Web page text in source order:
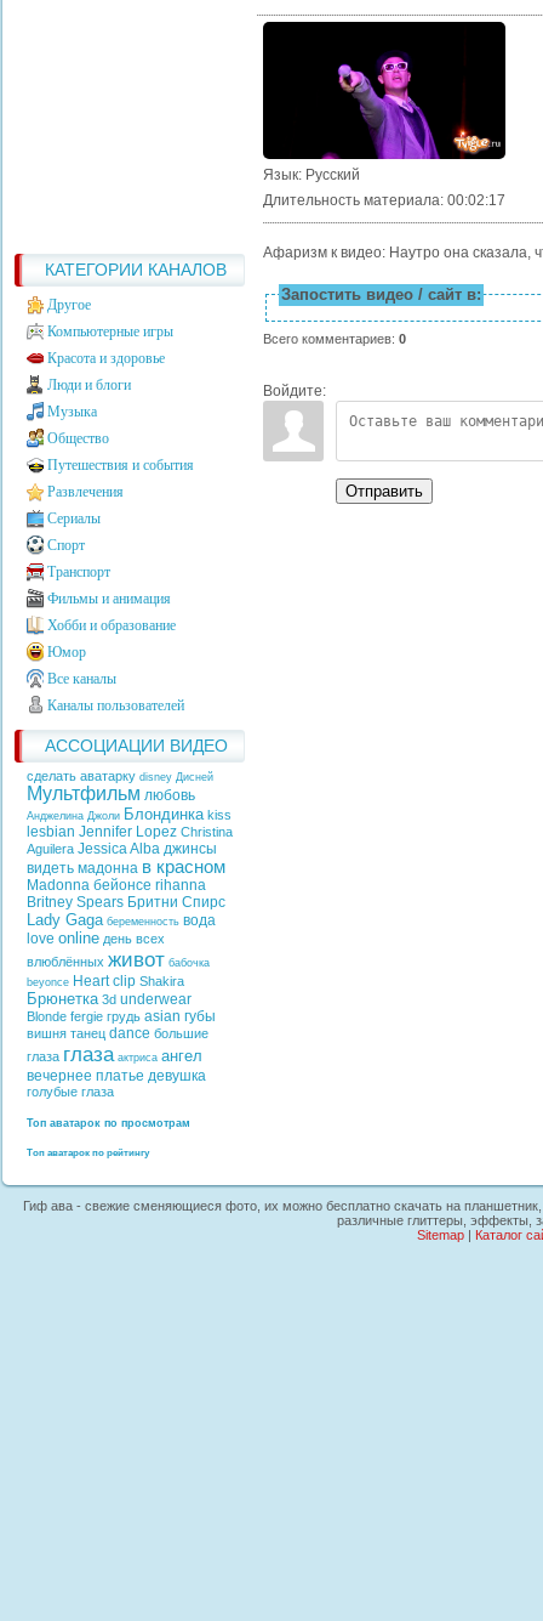
КАТЕГОРИИ КАНАЛОВ
Другое
Компьютерные игры
Красота и здоровье
Люди и блоги
Музыка
Общество
Путешествия и события
Развлечения
Сериалы
Спорт
Транспорт
Фильмы и анимация
Хобби и образование
Юмор
Все каналы
Каналы пользователей
АССОЦИАЦИИ ВИДЕО
сделать аватарку disney Дисней
Мультфильм любовь
Анджелина Джоли Блондинка kiss
lesbian Jennifer Lopez Christina
Aguilera Jessica Alba джинсы
видеть мадонна в красном
Madonna бейонсе rihanna
Britney Spears Бритни Спирс
Lady Gaga беременность вода
love online день всех
влюблённых живот бабочка
beyonce Heart clip Shakira
Брюнетка 3d underwear
Blonde fergie грудь asian губы
вишня танец dance большие
глаза глаза актриса ангел
вечернее платье девушка
голубые глаза
Топ аватарок по просмотрам
Топ аватарок по рейтингу
Язык: Русский
Длительность материала: 00:02:17
Афаризм к видео: Наутро она сказала,
Запостить видео / сайт в:
Всего комментариев: 0
Войдите:
Отправить
Гиф ава - свежие сменяющиеся фото, их можно бесплатно скачать на
различные глиттеры, эффекты,
Sitemap| Каталог